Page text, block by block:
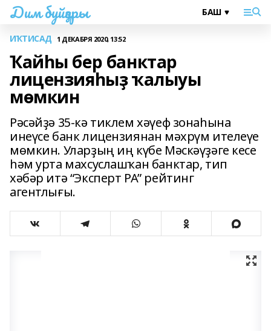
Дим буйҙары
ИҠТИСАД 1 ДЕКАБРЯ 2020, 13:52
Ҡайһы бер банктар
лицензияһыҙ ҡалыуы
мөмкин
Рәсәйҙә 35-кә тиклем хәүеф зонаһына
инеүсе банк лицензиянан мәхрүм ителеүе
мөмкин. Уларҙың иң күбе Мәскәүҙәге кесе
һәм урта махсуслашҡан банктар, тип
хәбәр итә “Эксперт РА” рейтинг
агентлығы.